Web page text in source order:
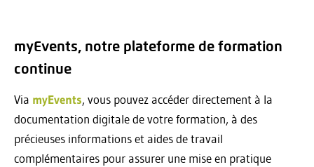
myEvents, notre plateforme de formation
continue
Via myEvents, vous pouvez accéder directement à la
documentation digitale de votre formation, à des
précieuses informations et aides de travail
complémentaires pour assurer une mise en pratique